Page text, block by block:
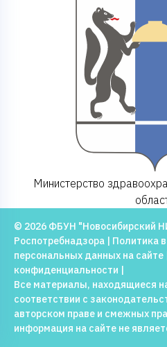
Министерство
© 2026 ФБУН "Новосибирский
Роспотребнадзора | Политика
персональных данных на сайте
конфиденциальности |
Все материалы, находящиеся
соответствии с
авторском праве и смежных
информация на сайте не